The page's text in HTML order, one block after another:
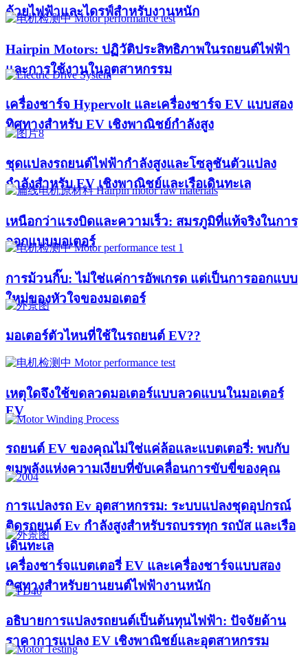
ด้วยไฟฟ้าและไดรฟ์สำหรับงานหนัก
Hairpin Motors: ปฏิวัติประสิทธิภาพในรถยนต์ไฟฟ้า
และการใช้งานในอุตสาหกรรม
เครื่องชาร์จ Hypervolt และเครื่องชาร์จ EV แบบสอง
ทิศทางสำหรับ EV เชิงพาณิชย์กำลังสูง
ชุดแปลงรถยนต์ไฟฟ้ากำลังสูงและโซลูชันตัวแปลง
กำลังสำหรับ EV เชิงพาณิชย์และเรือเดินทะเล
เหนือกว่าแรงบิดและความเร็ว: สมรภูมิที่แท้จริงในการ
ออกแบบมอเตอร์
การม้วนกิ๊บ: ไม่ใช่แค่การอัพเกรด แต่เป็นการออกแบบ
ใหม่ของหัวใจของมอเตอร์​
มอเตอร์ตัวไหนที่ใช้ในรถยนต์ EV??​​
เหตุใดจึงใช้ขดลวดมอเตอร์แบบลวดแบนในมอเตอร์
EV
รถยนต์ EV ของคุณไม่ใช่แค่ล้อและแบตเตอรี่: พบกับ
ขุมพลังแห่งความเงียบที่ขับเคลื่อนการขับขี่ของคุณ
การแปลงรถ Ev อุตสาหกรรม: ระบบแปลงชุดอุปกรณ์
ติดรถยนต์ Ev กำลังสูงสำหรับรถบรรทุก รถบัส และเรือ
เดินทะเล
เครื่องชาร์จแบตเตอรี่ EV และเครื่องชาร์จแบบสอง
ทิศทางสำหรับยานยนต์ไฟฟ้างานหนัก
อธิบายการแปลงรถยนต์เป็นต้นทุนไฟฟ้า: ปัจจัยด้าน
ราคาการแปลง EV เชิงพาณิชย์และอุตสาหกรรม